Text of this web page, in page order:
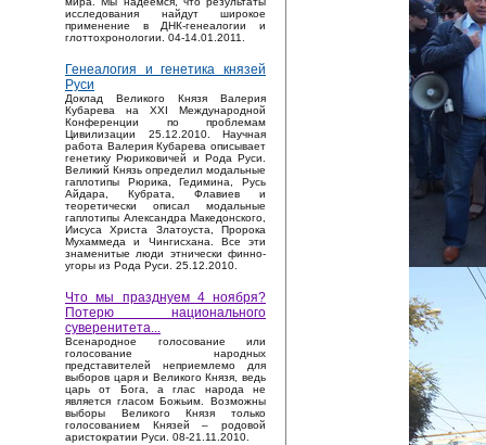
исследования найдут широкое
применение в ДНК-генеалогии и
глоттохронологии. 04-14.01.2011.
Генеалогия и генетика князей
Руси
Доклад Великого Князя Валерия
Кубарева на XXI Международной
Конференции по проблемам
Цивилизации 25.12.2010. Научная
работа Валерия Кубарева описывает
генетику Рюриковичей и Рода Руси.
Великий Князь определил модальные
гаплотипы Рюрика, Гедимина, Русь
Айдара, Кубрата, Флавиев и
теоретически описал модальные
гаплотипы Александра Македонского,
Иисуса Христа Златоуста, Пророка
Мухаммеда и Чингисхана. Все эти
знаменитые люди этнически финно-
угоры из Рода Руси. 25.12.2010.
Что мы празднуем 4 ноября?
Потерю национального
суверенитета...
Bсенародное голосование или
голосование народных
представителей неприемлемо для
выборов царя и Великого Князя, ведь
царь от Бога, а глас народа не
является гласом Божьим. Возможны
выборы Великого Князя только
голосованием Князей – родовой
аристократии Руси. 08-21.11.2010.